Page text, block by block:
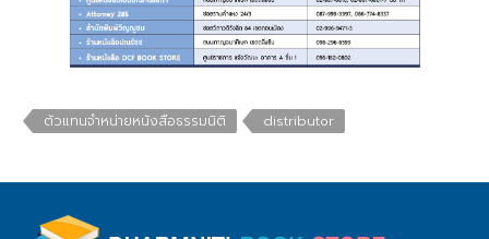
บางซื่อ เขตบางซื่อ
กรุงเทพมหานคร
10800
0700(Auto)ext.713
book@dharmniti.co.th
ตัวแทนจำหน่ายหนังสือธรรมนิติ distributor